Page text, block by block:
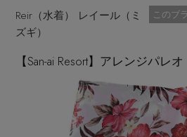
ランキング
メールマガジン登録
最新トレンドや限定アイテ
Reir（水着） レイール（ミ
ズギ）
お気に
このブ
【San-ai Resort】アレンジパレオ